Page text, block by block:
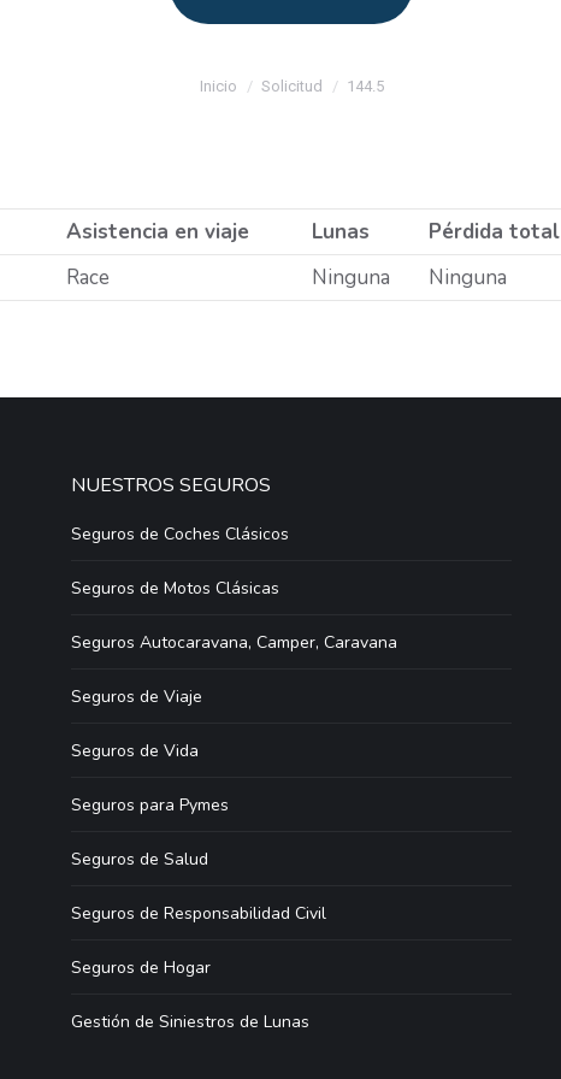
Estás aquí:
Inicio Solicitud 144.5
Asistencia en viaje Lunas Pérdida total
Race Ninguna Ninguna
NUESTROS SEGUROS
Seguros de Coches Clásicos
Seguros de Motos Clásicas
Seguros Autocaravana, Camper, Caravana
Seguros de Viaje
Seguros de Vida
Seguros para Pymes
Seguros de Salud
Seguros de Responsabilidad Civil
Seguros de Hogar
Gestión de Siniestros de Lunas